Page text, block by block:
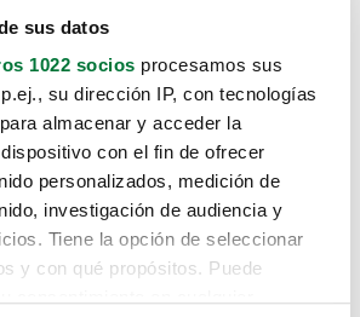
sus datos
1022 socios procesamos sus
su dirección IP, con tecnologías
almacenar y acceder la
con el fin de ofrecer
personalizados, medición de
investigación de audiencia y
Tiene la opción de seleccionar
y con qué propósitos. Puede
no sabemos como
hasta aquí.
el coche que estás
de estos enlaces: